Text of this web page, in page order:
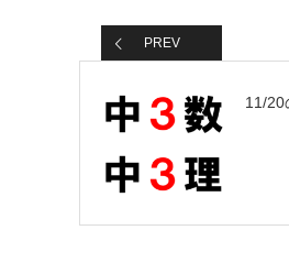
PREV
11/20